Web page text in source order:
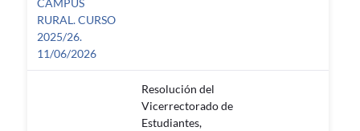
CAMPUS
RURAL. CURSO
2025/26.
11/06/2026
Resolución del
Vicerrectorado de
Estudiantes,